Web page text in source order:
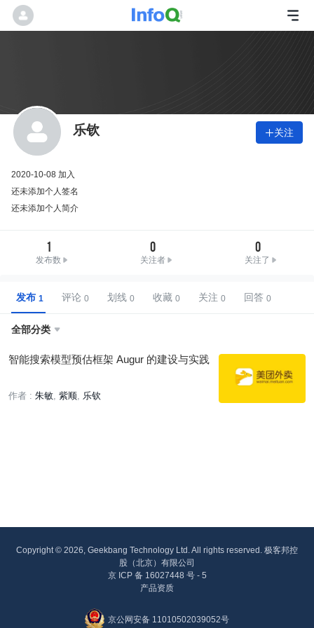
乐钦 关注
2020-10-08 加入
还未添加个人签名
还未添加个人简介
1
发布数
0
关注者
0
关注了
发布 评论 划线 收藏 关注 回答
全部分类 
智能搜索模型预估框架 Augur 的建设与实践
作者 : 朱敏 紫顺 乐钦
Copyright © 2026, Geekbang Technology Ltd. All rights reserved. 极客邦控
股（北京）有限公司
京 ICP 备 16027448 号 - 5
产品资质
京公网安备 11010502039052号